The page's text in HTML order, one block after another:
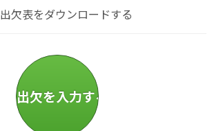
出欠表をダウンロードする